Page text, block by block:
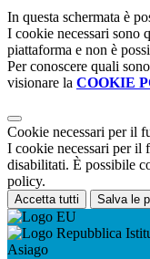
In questa schermata è
I cookie necessari sono
piattaforma e non è
Per conoscere quali
visionare la COOKIE
Cookie necessari per il
I cookie necessari per il
disabilitati. È possibile
policy.
Accetta tutti Salva le
Asiago